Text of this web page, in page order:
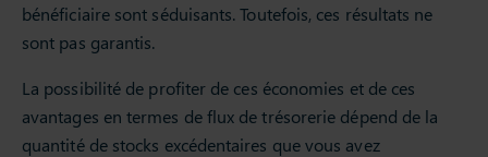
bénéficiaire sont séduisants. Toutefois, ces résultats ne
sont pas garantis.
La possibilité de profiter de ces économies et de ces
avantages en termes de flux de trésorerie dépend de la
quantité de stocks excédentaires que vous avez